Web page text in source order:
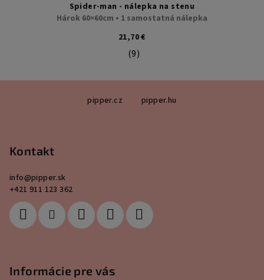
Spider-man - nálepka na stenu
Hárok 60×60cm • 1 samostatná nálepka
21,70 €
Priemerné hodnotenie produktu
(9)
pipper.cz pipper.hu
Kontakt
info@pipper.sk
+421 911 123 362
Informácie pre vás